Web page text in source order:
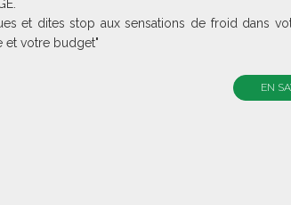
et dites stop aux sensations de froid dans
et votre budget"
EN